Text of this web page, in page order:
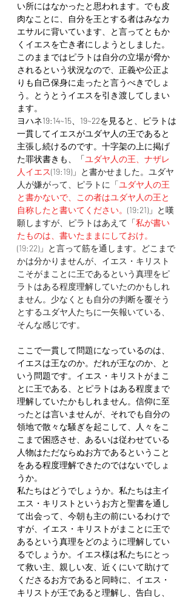
い所にはなかったと思われます。でも皮
肉なことに、自分を王とする者はみなカ
エサルに背いています、と言ってともか
くイエスを亡き者にしようとしました。
このままではピラトは自分の立場が脅か
されるという状況なので、正義や公正よ
りも自己保身に走ったと言うべきでしょ
う。とうとうイエスを引き渡してしまい
ます。
ヨハネ19:14~15、19~22を見ると、ピラトは
一貫してイエスがユダヤ人の王であると
主張し続けるのです。十字架の上に掲げ
た罪状書きも、「ユダヤ人の王、ナザレ
人イエス(19:19)」と書かせました。ユダヤ
人が嫌がって、ピラトに「ユダヤ人の王
と書かないで、この者はユダヤ人の王と
自称したと書いてください。 (19:21)」と嘆
願しますが、ピラトはあえて「私が書い
たものは、書いたままにしておけ。
(19:22)」と言って筋を通します。どこまで
かは分かりませんが、イエス・キリスト
こそがまことに王であるという真理をピ
ラトはある程度理解していたのかもしれ
ません。少なくとも自分の判断を覆そう
とするユダヤ人たちに一矢報いている、
そんな感じです。
ここで一貫して問題になっているのは、
イエスは王なのか。だれが王なのか、と
いう問題です。イエス・キリストがまこ
とに王である、とピラトはある程度まで
理解していたかもしれません。信仰に至
ったとは言いませんが、それでも自分の
領地で散々な騒ぎを起こして、人々をこ
こまで困惑させ、あるいは従わせている
人物はただならぬお方であるということ
をある程度理解できたのではないでしょ
うか。
私たちはどうでしょうか。私たちは主イ
エス・キリストというお方と聖書を通し
て出会って、今朝も主の前にいるわけで
すが、イエス・キリストがまことに王で
あるという真理をどのように理解してい
るでしょうか。イエス様は私たちにとっ
て救い主、親しい友、近くにいて助けて
くださるお方であると同時に、イエス・
キリストが王であると理解し、告白し、